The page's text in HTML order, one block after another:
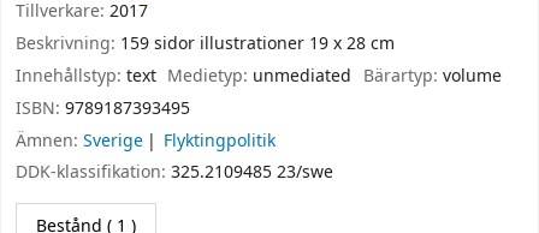
Tillverkare: 2017
Beskrivning: 159 sidor illustrationer 19 x 28 cm
Innehållstyp: text Medietyp: unmediated Bärartyp: volume
ISBN: 9789187393495
Ämnen: Sverige
Flyktingpolitik
DDK-klassifikation: 325.2109485 23/swe
Bestånd ( 1 )